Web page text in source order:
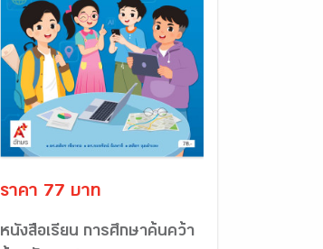
ราคา 77 บาท
หนังสือเรียน การศึกษาค้นคว้า